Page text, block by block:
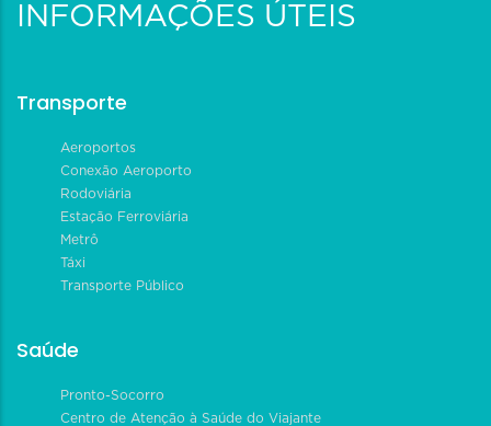
INFORMAÇÕES ÚTEIS
Transporte
Aeroportos
Conexão Aeroporto
Rodoviária
Estação Ferroviária
Metrô
Táxi
Transporte Público
Saúde
Pronto-Socorro
Centro de Atenção à Saúde do Viajante